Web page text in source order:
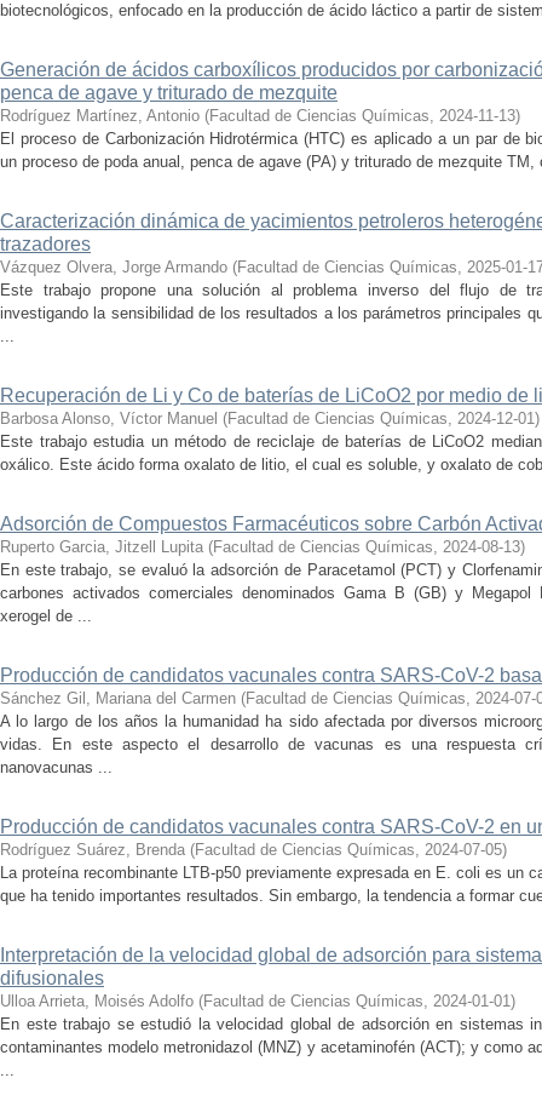
biotecnológicos, enfocado en la producción de ácido láctico a partir de
Generación de ácidos carboxílicos producidos por
penca de agave y triturado de mezquite
Rodríguez Martínez, Antonio (Facultad de Ciencias Químicas, 2024-11-13)
El proceso de Carbonización Hidrotérmica (HTC) es aplicado a un par de
un proceso de poda anual, penca de agave (PA) y triturado de mezquite
Caracterización dinámica de yacimientos petroleros
trazadores
Vázquez Olvera, Jorge Armando (Facultad de Ciencias Químicas, 2025-01-
Este trabajo propone una solución al problema inverso del flujo de
investigando la sensibilidad de los resultados a los parámetros principales
...
Recuperación de Li y Co de baterías de LiCoO2 por medio de
Barbosa Alonso, Víctor Manuel (Facultad de Ciencias Químicas, 2024-12-01)
Este trabajo estudia un método de reciclaje de baterías de LiCoO2
oxálico. Este ácido forma oxalato de litio, el cual es soluble, y oxalato de
Adsorción de Compuestos Farmacéuticos sobre Carbón
Ruperto Garcia, Jitzell Lupita (Facultad de Ciencias Químicas, 2024-08-13)
En este trabajo, se evaluó la adsorción de Paracetamol (PCT) y
carbones activados comerciales denominados Gama B (GB) y
xerogel de ...
Producción de candidatos vacunales contra SARS-CoV-2
Sánchez Gil, Mariana del Carmen (Facultad de Ciencias Químicas, 2024-07-
A lo largo de los años la humanidad ha sido afectada por diversos
vidas. En este aspecto el desarrollo de vacunas es una respuesta
nanovacunas ...
Producción de candidatos vacunales contra SARS-CoV-2 en
Rodríguez Suárez, Brenda (Facultad de Ciencias Químicas, 2024-07-05)
La proteína recombinante LTB-p50 previamente expresada en E. coli es un
que ha tenido importantes resultados. Sin embargo, la tendencia a formar
Interpretación de la velocidad global de adsorción para
difusionales
Ulloa Arrieta, Moisés Adolfo (Facultad de Ciencias Químicas, 2024-01-01)
En este trabajo se estudió la velocidad global de adsorción en sistemas
contaminantes modelo metronidazol (MNZ) y acetaminofén (ACT); y como
...